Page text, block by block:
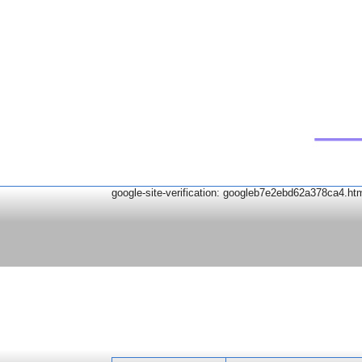
google-site-verification: